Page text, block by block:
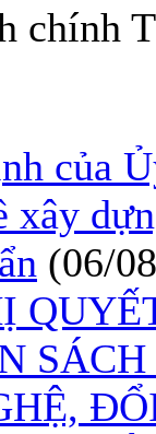
chính
của
xây
(06/